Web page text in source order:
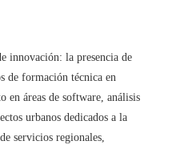
innovación: la presencia de
de formación técnica en
áreas de software, análisis
urbanos dedicados a la
servicios regionales,